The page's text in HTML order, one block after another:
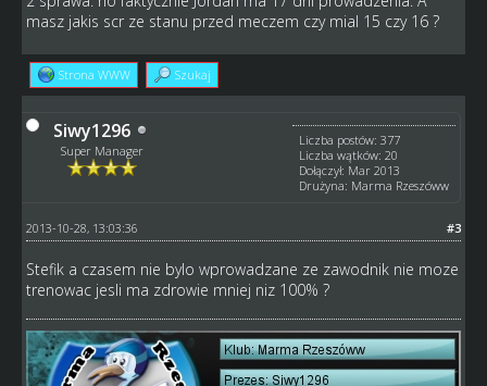
masz jakis scr ze stanu przed meczem czy mial 15 czy 16 ?
Strona WWW Szukaj
Siwy1296
Super Manager
Liczba postów: 377
Liczba wątków: 20
Dołączył: Mar 2013
Drużyna: Marma Rzeszóww
#3
2013-10-28, 13:03:36
Stefik a czasem nie bylo wprowadzane ze zawodnik nie moze
trenowac jesli ma zdrowie mniej niz 100% ?